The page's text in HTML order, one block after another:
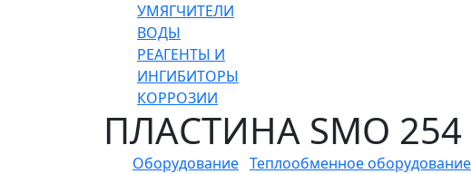
УМЯГЧИТЕЛИ
ВОДЫ
РЕАГЕНТЫ И
ИНГИБИТОРЫ
КОРРОЗИИ
ПЛАСТИНА SMO 254
Оборудование Теплообменное оборудование